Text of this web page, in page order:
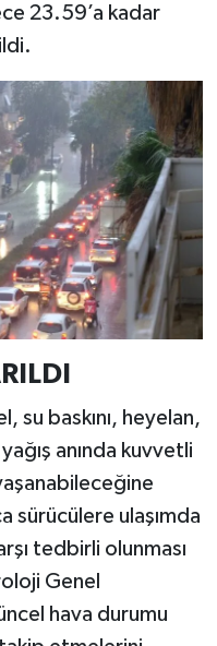
23.59’a kadar
su baskını, heyelan,
anında kuvvetli
sürücülere ulaşımda
tedbirli olunması
Genel
hava durumu